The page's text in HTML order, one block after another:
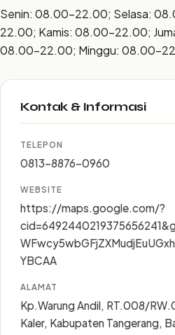
Senin: 08.00–22.00; Selasa:
22.00; Kamis: 08.00–22.00;
08.00–22.00; Minggu:
Kontak & Informasi
TELEPON
0813-8876-0960
WEBSITE
https://maps.google.com/?
YBCAA
ALAMAT
Kp.Warung Andil, RT.008/
Kaler, Kabupaten Tangerang,